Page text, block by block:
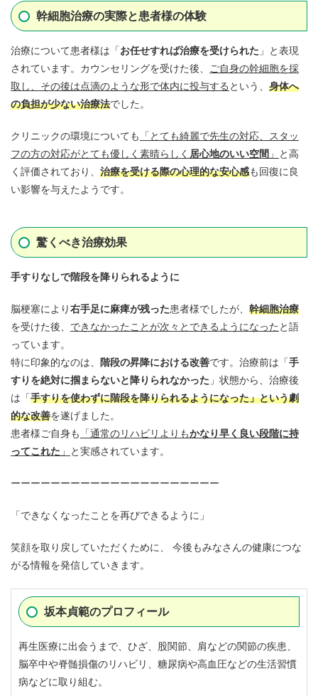
幹細胞治療の実際と患者様の体験
治療について患者様は「お任せすれば治療を受けられた 」と表現
されています。カウンセリングを受けた後、
ご自身の幹細胞を採
取し、その後は点滴のような形で体内に投与する という、 身体へ
の負担が少ない治療法でした。
クリニックの環境についても
「とても綺麗で先生の対応、スタッ
フの方の対応がとても優しく素晴らしく 居心地のいい空間 」
と高
く評価されており、 治療を受ける際の心理的な安心感も回復に良
い影響を与えたようです。
驚くべき治療効果
手すりなしで階段を降りられるように
脳梗塞により右手足に麻痺が残った患者様でしたが、 幹細胞治療
を受けた後、 できなかったことが次々とできるようになった と語
っています。
特に印象的なのは、
階段の昇降における改善です。治療前は「手
すりを絶対に掴まらないと降りられなかった 」状態から、治療後
は「手すりを使わずに階段を降りられるようになった」という劇
的な改善を遂げました。
患者様ご自身も
「通常のリハビリよりもかなり早く良い段階に持
ってこれた 」 と実感されています。
ーーーーーーーーーーーーーーーーーーーーー
「できなくなったことを再びできるように」
笑顔を取り戻していただくために、 今後もみなさんの健康につな
がる情報を発信していきます。
坂本貞範のプロフィール
再生医療に出会うまで、ひざ、股関節、肩などの関節の疾患、
脳卒中や脊髄損傷のリハビリ、糖尿病や高血圧などの生活習慣
病などに取り組む。